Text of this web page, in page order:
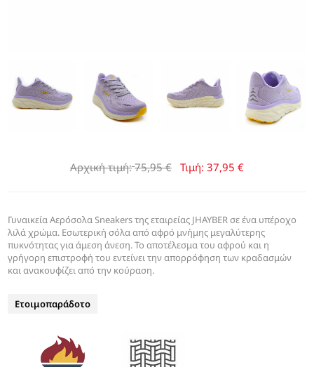
Αρχική τιμή: 75,95 € Τιμή: 37,95 €
Γυναικεία Αερόσολα Sneakers της εταιρείας JHAYBER σε ένα υπέροχο
λιλά χρώμα. Εσωτερική σόλα από αφρό μνήμης μεγαλύτερης
πυκνότητας για άμεση άνεση. Το αποτέλεσμα του αφρού και η
γρήγορη επιστροφή του εντείνει την απορρόφηση των κραδασμών
και ανακουφίζει από την κούραση.
Ετοιμοπαράδοτο